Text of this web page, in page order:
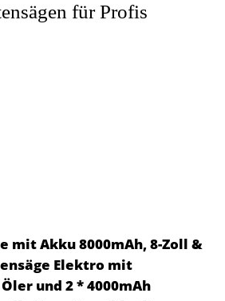
für Profis
mit Akku 8000mAh, 8-Zoll &
Elektro mit
und 2 * 4000mAh